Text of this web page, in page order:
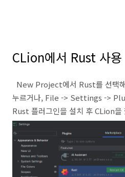
CLion에서 Rust 사용
New Project에서 Rust를 선택
누르거나, File -> Settings ->
Rust 플러그인을 설치 후 CLion을